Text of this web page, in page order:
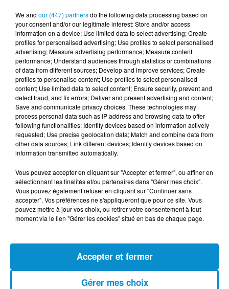
FIL D'ACTUS
7 août 2026
L’inflation recule à 5,1 % en Tunisie !
5 août 2026
Visas français : l’Algérie décroche, le
Maroc et la Tunisie...
4 août 2026
152 Palestiniens tués en juillet, le bilan
mensuel le plus lourd de...
4 août 2026
Mort de Cheikh F., l’enquête fragilise la
version policière !
We and our (447) partnersdo the following data processing based on
your consent and/or our legitimate interest: Store and/or access
information on a device; Use limited data to select advertising; Create
profiles for personalised advertising; Use profiles to select personalised
advertising; Measure advertising performance; Measure content
performance; Understand audiences through statistics or combinations
of data from different sources; Develop and improve services; Create
profiles to personalise content; Use profiles to select personalised
content; Use limited data to select content; Ensure security, prevent and
detect fraud, and fix errors; Deliver and present advertising and content;
Save and communicate privacy choices. These technologies may
process personal data such as IP address and browsing data to offer
following functionalities: Identify devices based on information actively
requested; Use precise geolocation data; Match and combine data from
other data sources; Link different devices; Identify devices based on
information transmitted automatically.
Vous pouvez accepter en cliquant sur "Accepter et fermer", ou affiner en
sélectionnant les finalités et/ou partenaires dans "Gérer mes choix".
Vous pouvez également refuser en cliquant sur "Continuer sans
accepter". Vos préférences ne s'appliqueront que pour ce site. Vous
pouvez mettre à jour vos choix, ou retirer votre consentement à tout
moment via le lien "Gérer les cookies" situé en bas de chaque page.
Gérer mes choix
Accepter et fermer